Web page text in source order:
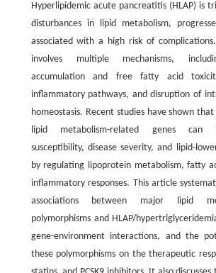
Hyperlipidemic acute pancreatitis (HLAP) is
disturbances in lipid metabolism,
associated with a high risk of
involves multiple mechanisms,
accumulation and free fatty acid
inflammatory pathways, and disruption of
homeostasis. Recent studies have shown
lipid metabolism-related genes can
susceptibility, disease severity, and lipid-
by regulating lipoprotein metabolism, fatty
inflammatory responses. This article
associations between major lipid
polymorphisms and HLAP/
gene-environment interactions, and the
these polymorphisms on the therapeutic